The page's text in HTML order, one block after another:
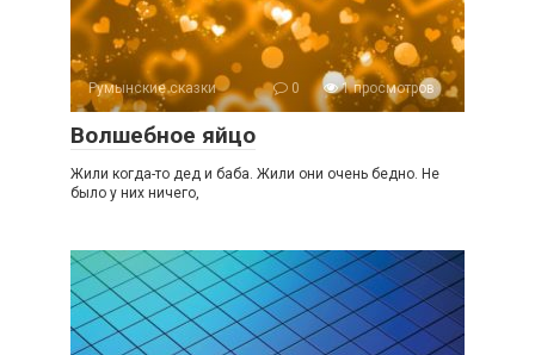
Румынские сказки 0 1 просмотров
Волшебное яйцо
Жили когда-то дед и баба. Жили они очень бедно. Не
было у них ничего,